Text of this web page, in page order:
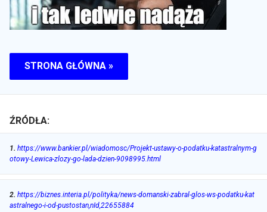
STRONA GŁÓWNA »
ŹRÓDŁA:
1. https://www.bankier.pl/wiadomosc/Projekt-ustawy-o-podatku-katastralnym-g
otowy-Lewica-zlozy-go-lada-dzien-9098995.html
2. https://biznes.interia.pl/polityka/news-domanski-zabral-glos-ws-podatku-kat
astralnego-i-od-pustostan,nId,22655884